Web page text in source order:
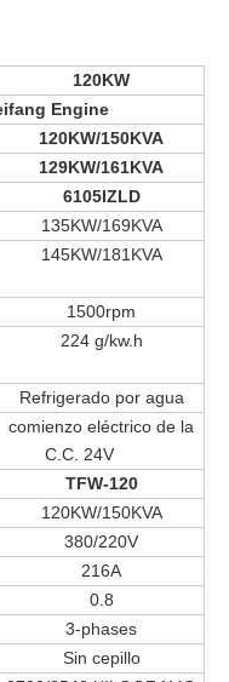
120KW
Engine
120KW/150KVA
129KW/161KVA
6105IZLD
135KW/169KVA
145KW/181KVA
1500rpm
224 g/kw.h
Refrigerado por agua
comienzo eléctrico de la
C.C. 24V
TFW-120
120KW/150KVA
380/220V
216A
0.8
3-phases
Sin cepillo